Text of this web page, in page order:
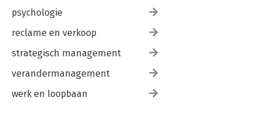
psychologie
reclame en verkoop
strategisch management
verandermanagement
werk en loopbaan